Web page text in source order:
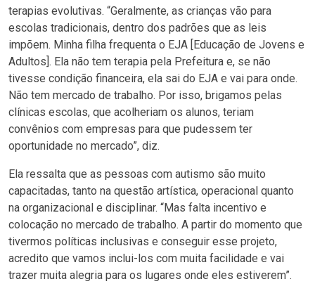
terapias evolutivas. “Geralmente, as crianças vão para
escolas tradicionais, dentro dos padrões que as leis
impõem. Minha filha frequenta o EJA [Educação de Jovens e
Adultos]. Ela não tem terapia pela Prefeitura e, se não
tivesse condição financeira, ela sai do EJA e vai para onde.
Não tem mercado de trabalho. Por isso, brigamos pelas
clínicas escolas, que acolheriam os alunos, teriam
convênios com empresas para que pudessem ter
oportunidade no mercado”, diz.
Ela ressalta que as pessoas com autismo são muito
capacitadas, tanto na questão artística, operacional quanto
na organizacional e disciplinar. “Mas falta incentivo e
colocação no mercado de trabalho. A partir do momento que
tivermos políticas inclusivas e conseguir esse projeto,
acredito que vamos inclui-los com muita facilidade e vai
trazer muita alegria para os lugares onde eles estiverem”.